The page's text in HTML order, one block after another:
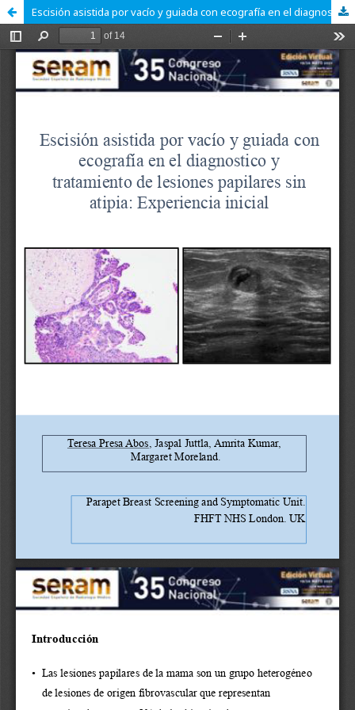
Escisión asistida por vacío y guiada con ecografía en el diagnostico y tratamiento de lesiones papilares sin atipia: Experiencia inicial.